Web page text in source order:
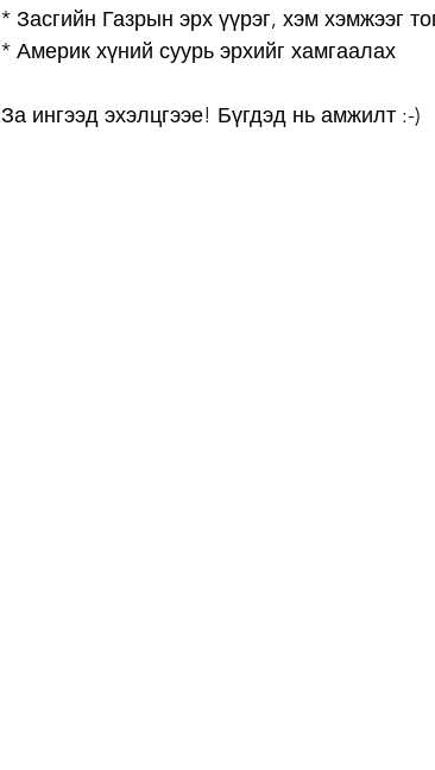
* Засгийн Газрын эрх үүрэг, хэм хэмжээг
* Америк хүний суурь эрхийг хамгаалах
За ингээд эхэлцгээе! Бүгдэд нь амжилт :-)